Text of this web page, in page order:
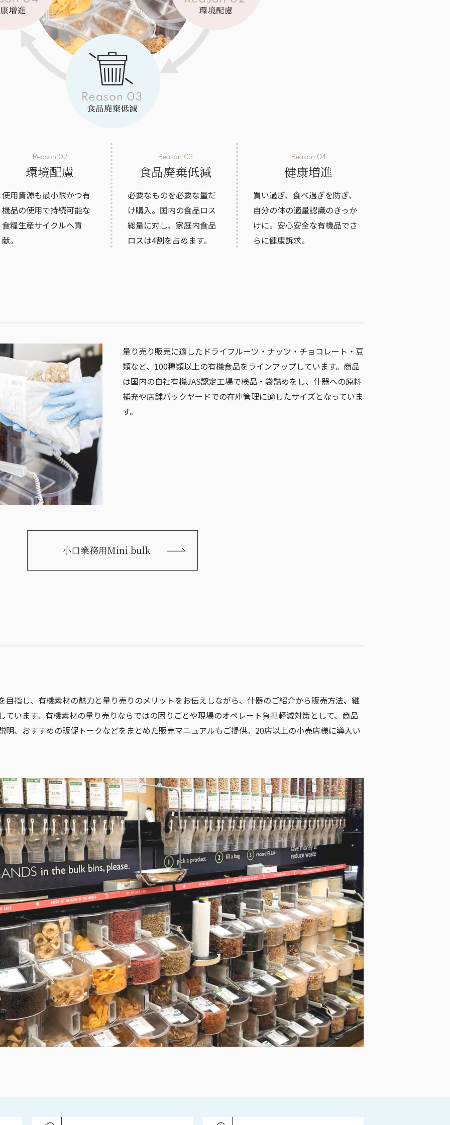
Reason 02
環境配慮
使用資源も最小限かつ有
機品の使用で持続可能な
食糧生産サイクルヘ貢
献。
Reason 03
食品廃棄低減
必要なものを必要な量だ
け購入。国内の食品ロス
総量に対し、家庭内食品
ロスは4割を占めます。
Reason 04
健康増進
買い過ぎ、食べ過ぎを防ぎ、
自分の体の適量認識のきっか
けに。安心安全な有機品でさ
らに健康訴求。
量り売り販売に適したドライフルーツ・ナッツ・チョコレート・豆
類など、100種類以上の有機食品をラインアップしています。商品
は国内の自社有機JAS認定工場で検品・袋詰めをし、什器への原料
補充や店舗バックヤードでの在庫管理に適したサイズとなっていま
す。
小口業務用Mini bulk
目指し、有機素材の魅力と量り売りのメリットをお伝えしながら、什器のご紹介から販売方法、継
います。有機素材の量り売りならではの困りごとや現場のオペレート負担軽減対策として、商品
明、おすすめの販促トークなどをまとめた販売マニュアルもご提供。20店以上の小売店様に導入い